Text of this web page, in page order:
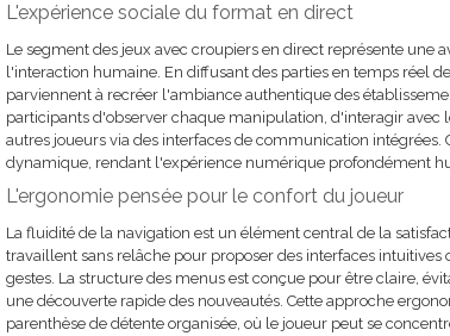
L'expérience sociale du format en direct
Le segment des jeux avec croupiers en direct représente une
l'interaction humaine. En diffusant des parties en temps réel
parviennent à recréer l'ambiance authentique des
participants d'observer chaque manipulation, d'interagir avec
autres joueurs via des interfaces de communication
dynamique, rendant l'expérience numérique profondément
L'ergonomie pensée pour le confort du joueur
La fluidité de la navigation est un élément central de la
travaillent sans relâche pour proposer des interfaces
gestes. La structure des menus est conçue pour être claire,
une découverte rapide des nouveautés. Cette approche
parenthèse de détente organisée, où le joueur peut se